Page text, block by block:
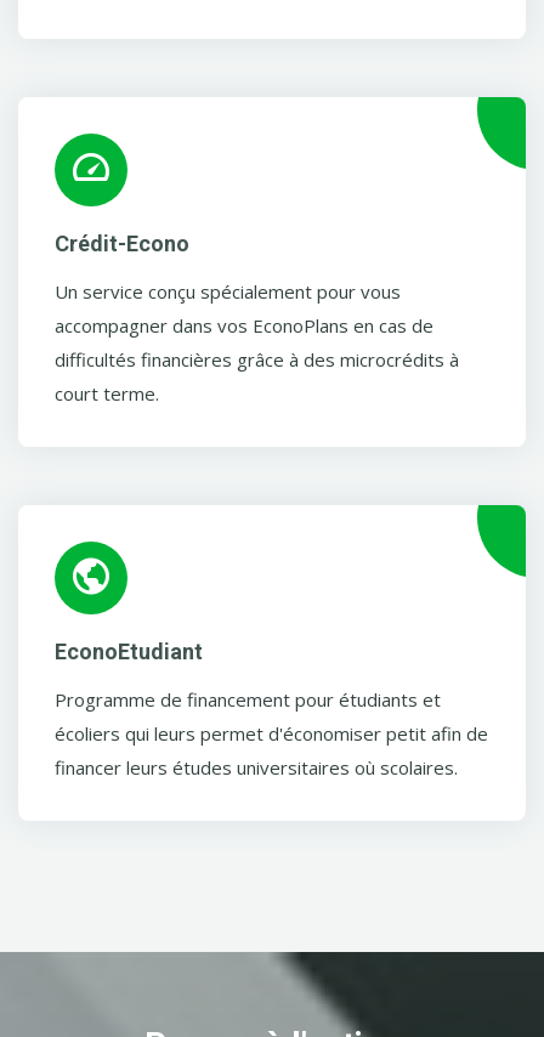
Crédit-Econo
Un service conçu spécialement pour vous
accompagner dans vos EconoPlans en cas de
difficultés financières grâce à des microcrédits à
court terme.
EconoEtudiant
Programme de financement pour étudiants et
écoliers qui leurs permet d'économiser petit afin de
financer leurs études universitaires où scolaires.